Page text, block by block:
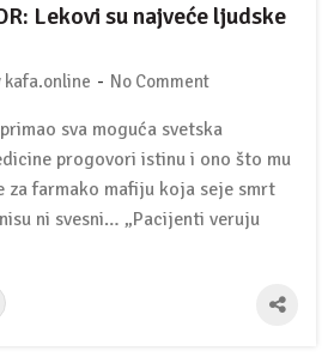
Lekovi su najveće ljudske
kafa.online - No Comment
sva moguća svetska
progovori istinu i ono što mu
za farmako mafiju koja seje smrt
ni svesni… „Pacijenti veruju